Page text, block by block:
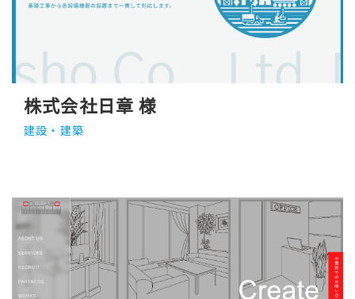
株式会社日章 様
建設・建築